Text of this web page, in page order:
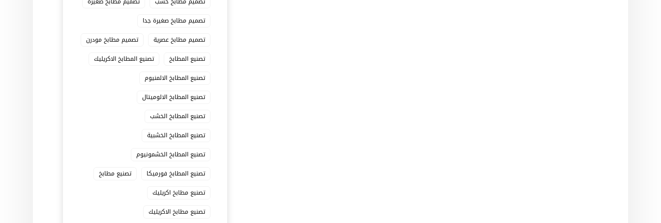
تصميم مطابخ صغيرة جدا
تصميم مطابخ عصرية
تصميم مطابخ مودرن
تصنيع المطابخ
تصنيع المطابخ الاكريليك
تصنيع المطابخ الالمنيوم
تصنيع المطابخ الالوميتال
تصنيع المطابخ الخشب
تصنيع المطابخ الخشبية
تصنيع المطابخ الخشمونيوم
تصنيع المطابخ فورميكا
تصنيع مطابخ
تصنيع مطابخ اكريليك
تصنيع مطابخ الاكريليك